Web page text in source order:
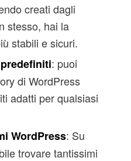
creati dagli
stesso, hai la
stabili e sicuri.
: puoi
di WordPress
adatti per qualsiasi
WordPress: Su
trovare tantissimi